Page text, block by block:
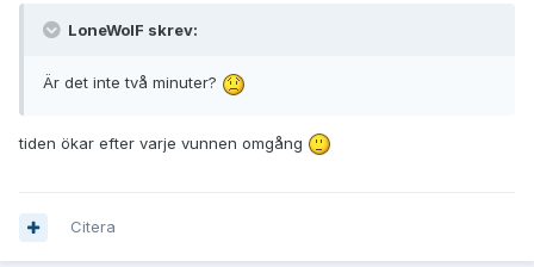
LoneWolF skrev:
Är det inte två minuter?
tiden ökar efter varje vunnen omgång
Citera